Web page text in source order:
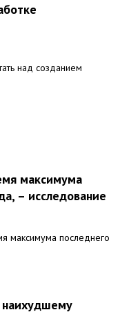
над созданием
максимума
– исследование
максимума последнего
наихудшему